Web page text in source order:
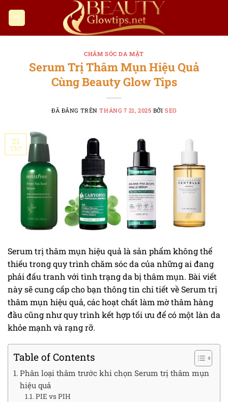
đến
CHĂM SÓC DA MẶT
Serum Trị Thâm Mụn Hiệu Quả
Cùng Beauty Glow Tips
ĐÃ ĐĂNG TRÊNTHÁNG 7 21, 2025 BỞISEO
21
Th7
Serum trị thâm mụn hiệu quả là sản phẩm không thể
thiếu trong quy trình chăm sóc da của những ai đang
phải đấu tranh với tình trạng da bị thâm mụn. Bài viết
này sẽ cung cấp cho bạn thông tin chi tiết về Serum trị
thâm mụn hiệu quả, các hoạt chất làm mờ thâm hàng
đầu cũng như quy trình kết hợp tối ưu để có một làn da
khỏe mạnh và rạng rỡ.
Table of Contents
Phân loại thâm trước khi chọn Serum trị thâm mụn
hiệu quả
PIE vs PIH